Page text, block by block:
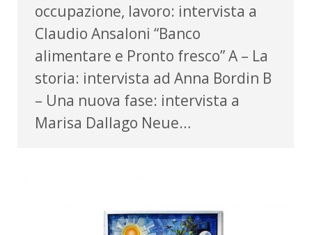
occupazione, lavoro: intervista a
Claudio Ansaloni “Banco
alimentare e Pronto fresco” A – La
storia: intervista ad Anna Bordin B
– Una nuova fase: intervista a
Marisa Dallago Neue…